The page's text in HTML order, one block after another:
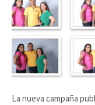
La nueva campaña